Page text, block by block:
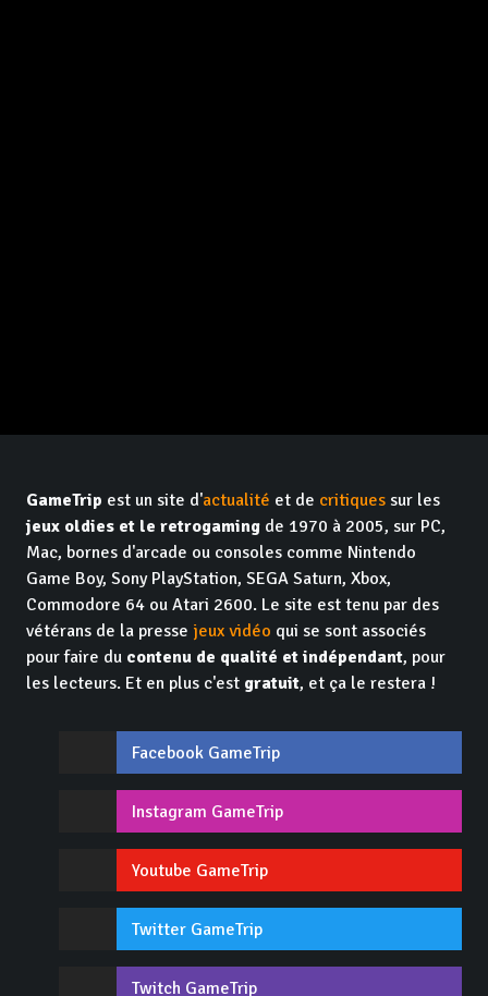
GameTrip est un site d'actualité et de critiques sur les
jeux oldies et le retrogaming de 1970 à 2005, sur PC,
Mac, bornes d'arcade ou consoles comme Nintendo
Game Boy, Sony PlayStation, SEGA Saturn, Xbox,
Commodore 64 ou Atari 2600. Le site est tenu par des
vétérans de la presse jeux vidéo qui se sont associés
pour faire du contenu de qualité et indépendant, pour
les lecteurs. Et en plus c'est gratuit, et ça le restera !
Facebook GameTrip
Instagram GameTrip
Youtube GameTrip
Twitter GameTrip
Twitch GameTrip